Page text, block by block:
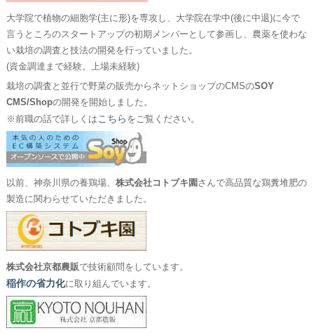
大学院で植物の細胞学(主に形)を専攻し、大学院在学中(後に中退)に今で
言うところのスタートアップの初期メンバーとして参画し、農薬を使わな
い栽培の調査と技法の開発を行っていました。
(資金調達まで経験。上場未経験)
栽培の調査と並行で野菜の販売からネットショップのCMSのSOY
CMS/Shopの開発を開始しました。
※前職の話で詳しくはこちら をご覧ください。
以前、神奈川県の養鶏場、 株式会社コトブキ園 さんで高品質な鶏糞堆肥の
製造に関わらせていただきました。
株式会社京都農販で技術顧問をしています。
稲作の省力化に取り組んでいます。